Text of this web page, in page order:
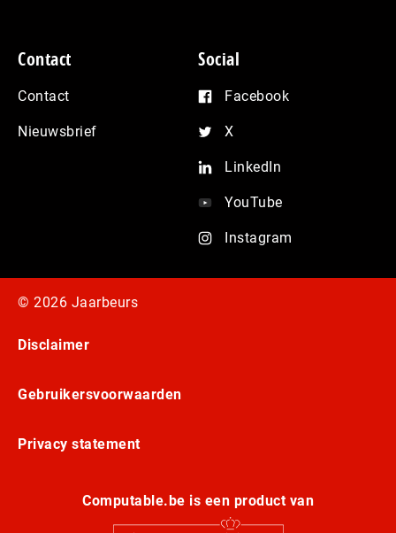
Contact
Contact
Nieuwsbrief
Social
Facebook
X
LinkedIn
YouTube
Instagram
© 2026 Jaarbeurs
Disclaimer
Gebruikersvoorwaarden
Privacy statement
Computable.be is een product van